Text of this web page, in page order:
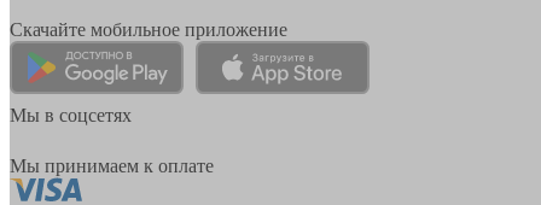
Скачайте мобильное приложение
Мы в соцсетях
Мы принимаем к оплате